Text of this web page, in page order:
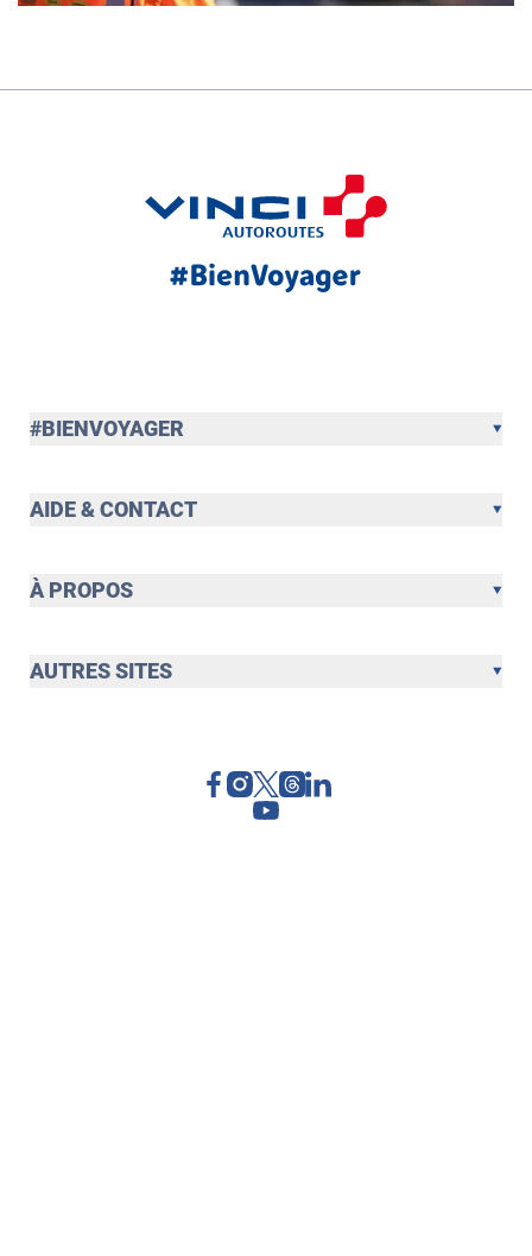
#BIENVOYAGER
AIDE & CONTACT
À PROPOS
AUTRES SITES